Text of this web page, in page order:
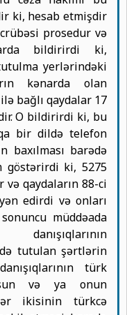
ki, hesab etmişdir
prosedur və
bildirirdi ki,
yerlərindəki
kənarda olan
bağlı qaydalar 17
O bildirirdi ki, bu
bir dildə telefon
baxılması barədə
göstərirdi ki, 5275
və qaydaların 88-ci
edirdi və onları
müddəada
tutulan şərtlərin
türk
və ya onun
ikisinin türkcə